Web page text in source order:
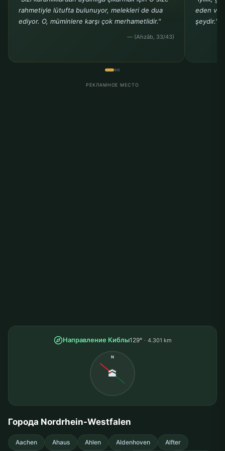
rahmetiyle lütufta bulunuyor, melekleri de dua
ediyor. O, müminlere karşı çok merhametlidir."
— (Ahzâb, 33/43)
eden ve
şeydir."
РЕКЛАМНОЕ МЕСТО
Направление Киблы129° 4.301 km
N
🕋
Города Nordrhein-Westfalen
Aachen Ahaus Ahlen Aldenhoven Alfter